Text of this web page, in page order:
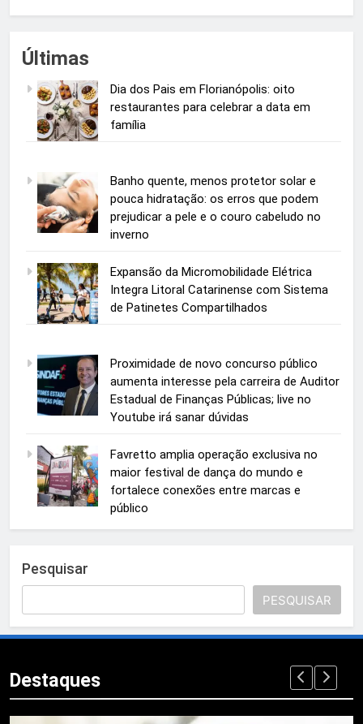
Últimas
Dia dos Pais em Florianópolis: oito
restaurantes para celebrar a data em
família
Banho quente, menos protetor solar e
pouca hidratação: os erros que podem
prejudicar a pele e o couro cabeludo no
inverno
Expansão da Micromobilidade Elétrica
Integra Litoral Catarinense com Sistema
de Patinetes Compartilhados
Proximidade de novo concurso público
aumenta interesse pela carreira de Auditor
Estadual de Finanças Públicas; live no
Youtube irá sanar dúvidas
Favretto amplia operação exclusiva no
maior festival de dança do mundo e
fortalece conexões entre marcas e
público
Pesquisar
PESQUISAR
Destaques